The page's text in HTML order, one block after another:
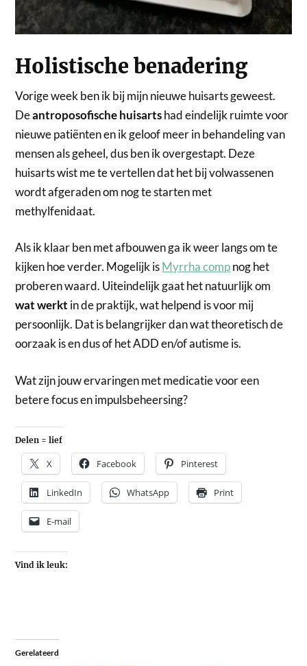
Holistische benadering
Vorige week ben ik bij mijn nieuwe huisarts geweest.
Deantroposofische huisartshad eindelijk ruimte voor
nieuwe patiënten en ik geloof meer in behandeling van
mensen als geheel, dus ben ik overgestapt. Deze
huisarts wist me te vertellen dat het bij volwassenen
wordt afgeraden om nog te starten met
methylfenidaat.
Als ik klaar ben met afbouwen ga ik weer langs om te
kijken hoe verder. Mogelijk isMyrrha compnog het
proberen waard. Uiteindelijk gaat het natuurlijk om
wat werkt in de praktijk, wat helpend is voor mij
persoonlijk. Dat is belangrijker dan wat theoretisch de
oorzaak is en dus of het ADD en/of autisme is.
Wat zijn jouw ervaringen met medicatie voor een
betere focus en impulsbeheersing?
Delen = lief
X Facebook Pinterest
LinkedIn WhatsApp Print
E-mail
Vind ik leuk:
Gerelateerd